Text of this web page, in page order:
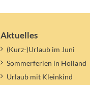
Aktuelles
(Kurz-)Urlaub im Juni
Sommerferien in Holland
Urlaub mit Kleinkind